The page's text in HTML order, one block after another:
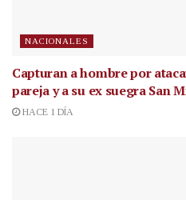
NACIONALES
Capturan a hombre por
pareja y a su ex suegra San
HACE 1 DÍA